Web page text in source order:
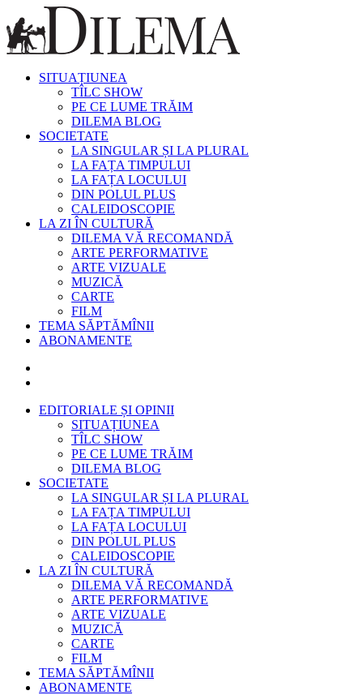
SITUAȚIUNEA
TÎLC SHOW
PE CE LUME TRĂIM
DILEMA BLOG
SOCIETATE
LA SINGULAR ȘI LA PLURAL
LA FAȚA TIMPULUI
LA FAȚA LOCULUI
DIN POLUL PLUS
CALEIDOSCOPIE
LA ZI ÎN CULTURĂ
DILEMA VĂ RECOMANDĂ
ARTE PERFORMATIVE
ARTE VIZUALE
MUZICĂ
CARTE
FILM
TEMA SĂPTĂMÎNII
ABONAMENTE
EDITORIALE ȘI OPINII
SITUAȚIUNEA
TÎLC SHOW
PE CE LUME TRĂIM
DILEMA BLOG
SOCIETATE
LA SINGULAR ȘI LA PLURAL
LA FAȚA TIMPULUI
LA FAȚA LOCULUI
DIN POLUL PLUS
CALEIDOSCOPIE
LA ZI ÎN CULTURĂ
DILEMA VĂ RECOMANDĂ
ARTE PERFORMATIVE
ARTE VIZUALE
MUZICĂ
CARTE
FILM
TEMA SĂPTĂMÎNII
ABONAMENTE